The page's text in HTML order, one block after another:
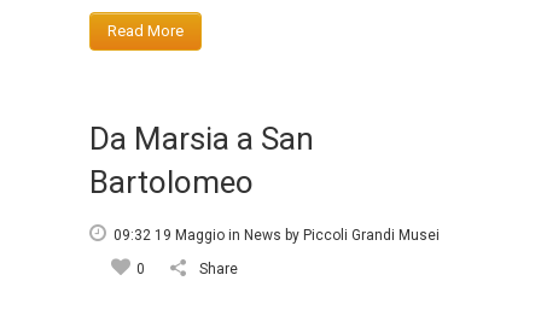
Read More
Da Marsia a San
Bartolomeo
09:32 19 Maggio in News by Piccoli Grandi Musei
0
Share